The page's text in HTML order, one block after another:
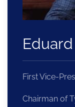
First Vice-
Chairman of